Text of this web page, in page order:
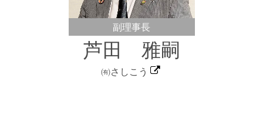
副理事長
芦田 雅嗣
㈲さしこう